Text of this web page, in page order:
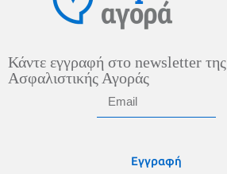
Κάντε εγγραφή στο newsletter της
Ασφαλιστικής Αγοράς
Εγγραφή